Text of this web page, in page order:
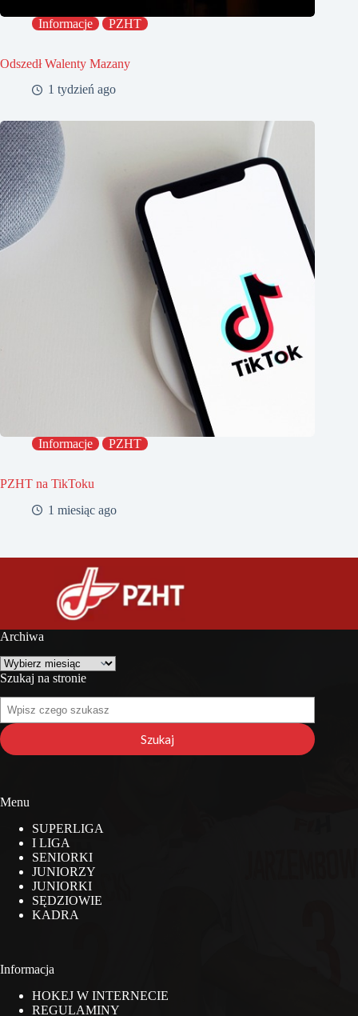
Informacje PZHT
Odszedł Walenty Mazany
1 tydzień ago
Informacje PZHT
PZHT na TikToku
1 miesiąc ago
Archiwa
Archiwa
Szukaj na stronie
Szukaj
na
stronie
Szukaj
Menu
SUPERLIGA
I LIGA
SENIORKI
JUNIORZY
JUNIORKI
SĘDZIOWIE
KADRA
Informacja
HOKEJ W INTERNECIE
REGULAMINY